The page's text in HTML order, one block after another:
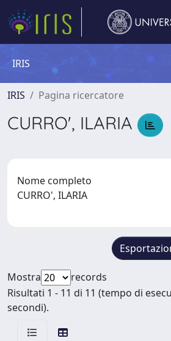
IRIS
IRIS Pagina ricercatore
CURRO', ILARIA
Nome completo
CURRO', ILARIA
Mostra
records
Risultati 1 - 11 di 11 (tempo di
secondi).